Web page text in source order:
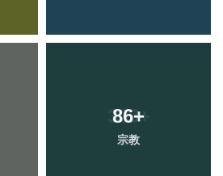
86+
宗教